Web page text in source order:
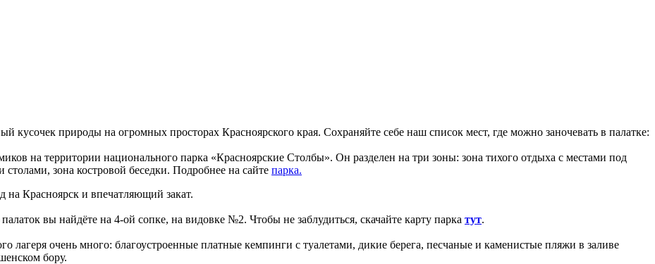
природы на огромных просторах Красноярского края. Сохраняйте себе наш список мест, где можно заночевать в палатке:
на территории национального парка «Красноярские Столбы». Он разделен на три зоны: зона тихого отдыха с местами под
зона костровой беседки. Подробнее на сайте парка.
на Красноярск и впечатляющий закат.
вы найдёте на 4-ой сопке, на видовке №2. Чтобы не заблудиться, скачайте карту парка тут.
лагеря очень много: благоустроенные платные кемпинги с туалетами, дикие берега, песчаные и каменистые пляжи в заливе
бору.